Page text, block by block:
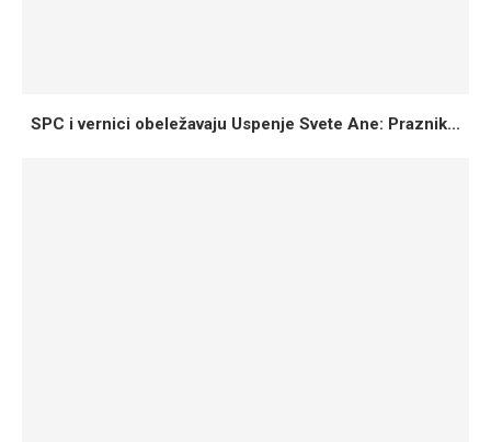
SPC i vernici obeležavaju Uspenje Svete Ane: Praznik...